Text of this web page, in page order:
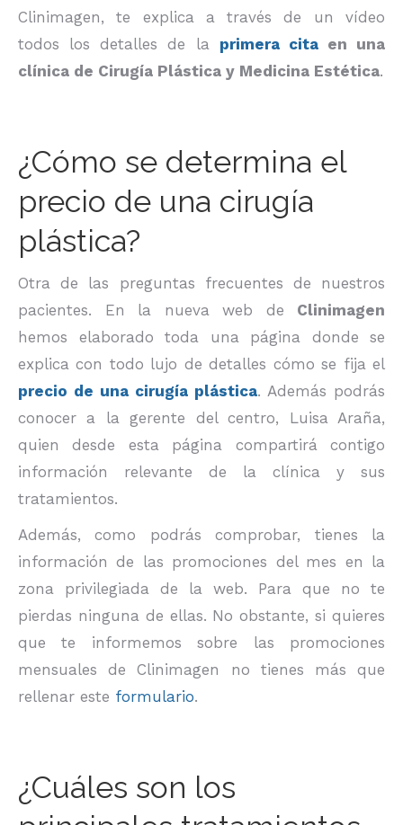
Clinimagen, te explica a través de un vídeo
todos los detalles de la primera citaen una
clínica de Cirugía Plástica y Medicina Estética.
¿Cómo se determina el
precio de una cirugía
plástica?
Otra de las preguntas frecuentes de nuestros
pacientes. En la nueva web de Clinimagen
hemos elaborado toda una página donde se
explica con todo lujo de detalles cómo se fija el
precio de una cirugía plástica. Además podrás
conocer a la gerente del centro, Luisa Araña,
quien desde esta página compartirá contigo
información relevante de la clínica y sus
tratamientos.
Además, como podrás comprobar, tienes la
información de las promociones del mes en la
zona privilegiada de la web. Para que no te
pierdas ninguna de ellas. No obstante, si quieres
que te informemos sobre las promociones
mensuales de Clinimagen no tienes más que
rellenar este formulario.
¿Cuáles son los